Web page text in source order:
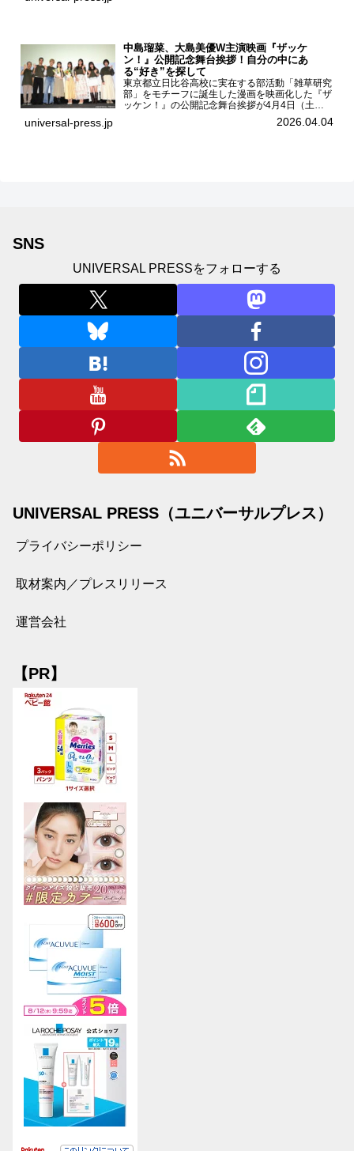
中島瑠菜、大島美優W主演映画『ザッケ
ン！』公開記念舞台挨拶！自分の中にあ
る“好き”を探して
東京都立日比谷高校に実在する部活動「雑草研究
部」をモチーフに誕生した漫画を映画化した『ザ
ッケン！』の公開記念舞台挨拶が4月4日（土）
ユナイテッドシネマお台場で開催され、出演者の
中島瑠菜、大島美優、八神遼介（ICEx）、阿佐
universal-press.jp 2026.04.04
SNS
UNIVERSAL PRESSをフォローする
UNIVERSAL PRESS（ユニバーサルプレス）
プライバシーポリシー
取材案内／プレスリリース
運営会社
【PR】